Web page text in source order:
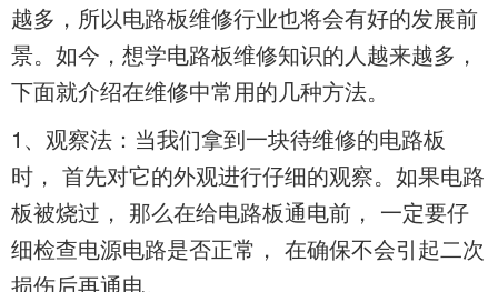
越多，所以电路板维修行业也将会有好的发展前
景。如今，想学电路板维修知识的人越来越多，
下面就介绍在维修中常用的几种方法。
1、观察法：当我们拿到一块待维修的电路板
时， 首先对它的外观进行仔细的观察。如果电路
板被烧过， 那么在给电路板通电前， 一定要仔
细检查电源电路是否正常， 在确保不会引起二次
损伤后再通电。